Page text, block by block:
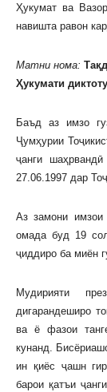
Ҳукумат ва
навишта равон
Матни нома:
Ҳукумати
Баъд аз имзо
Ҷумҳурии
ҷанги
27.06.1997 дар
Аз замони
омада буд 19
ҷиддиро ба миён
Мудирияти
дигарандеширо
ва ё фазои
кунанд.
ин қиёс ҷашн
барои қатъи